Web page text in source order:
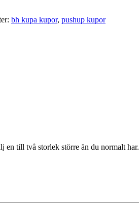
bh kupa kupor, pushup kupor
till två storlek större än du normalt har.